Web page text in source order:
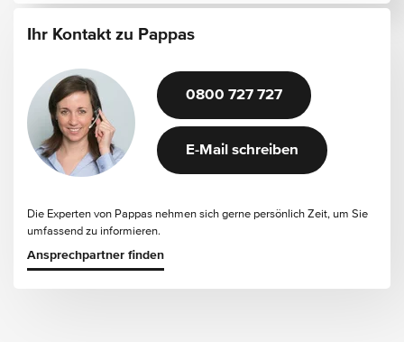
Ihr Kontakt zu Pappas
0800 727 727
E-Mail schreiben
Die Experten von Pappas nehmen sich gerne persönlich Zeit, um Sie
umfassend zu informieren.
Ansprechpartner finden